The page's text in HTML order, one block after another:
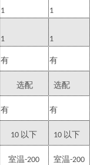
1
1
1
1
有 有
选配 选配
有 有
10 以下 10 以下
室温-200 室温-200